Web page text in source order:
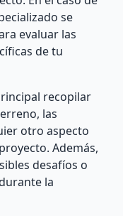
se
evaluar las
de tu
recopilar
las
otro aspecto
Además,
desafíos o
la